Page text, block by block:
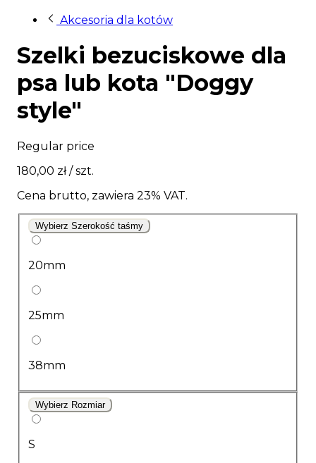
Akcesoria dla kotów
Szelki bezuciskowe dla
psa lub kota "Doggy
style"
Regular price
180,00 zł/ szt.
Cena brutto, zawiera 23% VAT.
Wybierz Szerokość taśmy
20mm
25mm
38mm
Wybierz Rozmiar
S